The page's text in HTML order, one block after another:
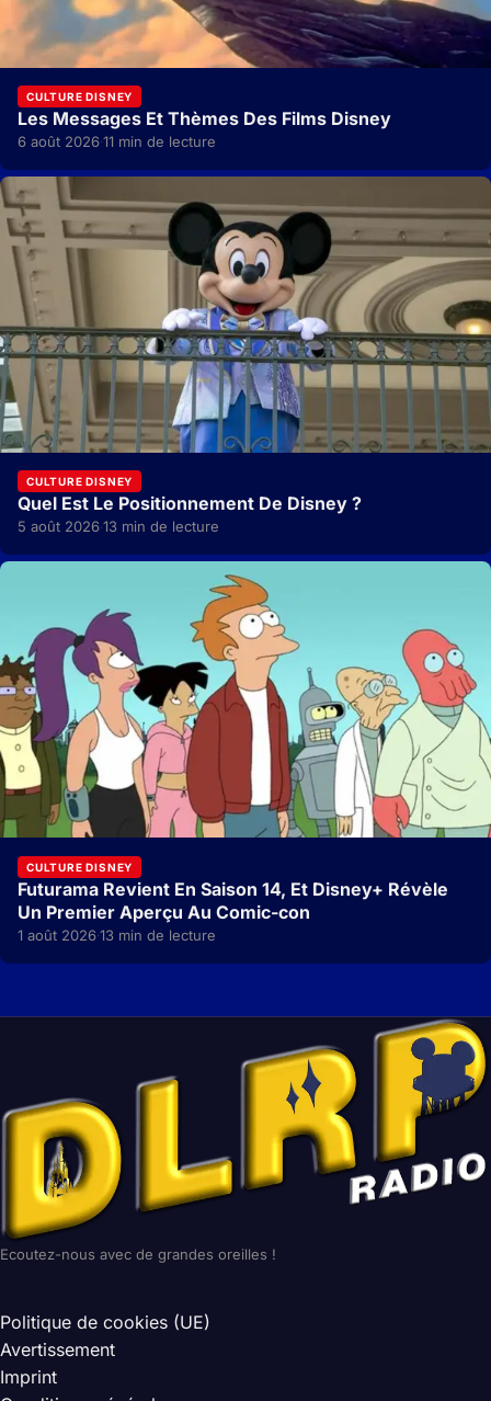
CULTURE DISNEY
Les Messages Et Thèmes Des Films Disney
6 août 2026·11 min de lecture
CULTURE DISNEY
Quel Est Le Positionnement De Disney ?
5 août 2026·13 min de lecture
CULTURE DISNEY
Futurama Revient En Saison 14, Et Disney+ Révèle
Un Premier Aperçu Au Comic-con
1 août 2026·13 min de lecture
Ecoutez-nous avec de grandes oreilles !
Politique de cookies (UE)
Avertissement
Imprint